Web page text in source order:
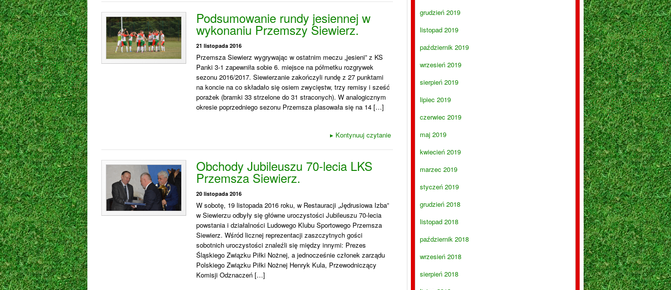
Podsumowanie rundy jesiennej w
wykonaniu Przemszy Siewierz.
21 listopada 2016
Przemsza Siewierz wygrywając w ostatnim meczu „jesieni” z KS
Panki 3-1 zapewniła sobie 6. miejsce na półmetku rozgrywek
sezonu 2016/2017. Siewierzanie zakończyli rundę z 27 punktami
na koncie na co składało się osiem zwycięstw, trzy remisy i sześć
porażek (bramki 33 strzelone do 31 straconych). W analogicznym
okresie poprzedniego sezonu Przemsza plasowała się na 14 […]
▸ Kontynuuj czytanie
Obchody Jubileuszu 70-lecia LKS
Przemsza Siewierz.
20 listopada 2016
W sobotę, 19 listopada 2016 roku, w Restauracji „Jędrusiowa Izba”
w Siewierzu odbyły się główne uroczystości Jubileuszu 70-lecia
powstania i działalności Ludowego Klubu Sportowego Przemsza
Siewierz. Wśród licznej reprezentacji zaszczytnych gości
sobotnich uroczystości znaleźli się między innymi: Prezes
Śląskiego Związku Piłki Nożnej, a jednocześnie członek zarządu
Polskiego Związku Piłki Nożnej Henryk Kula, Przewodniczący
Komisji Odznaczeń […]
grudzień 2019
listopad 2019
październik 2019
wrzesień 2019
sierpień 2019
lipiec 2019
czerwiec 2019
maj 2019
kwiecień 2019
marzec 2019
styczeń 2019
grudzień 2018
listopad 2018
październik 2018
wrzesień 2018
sierpień 2018